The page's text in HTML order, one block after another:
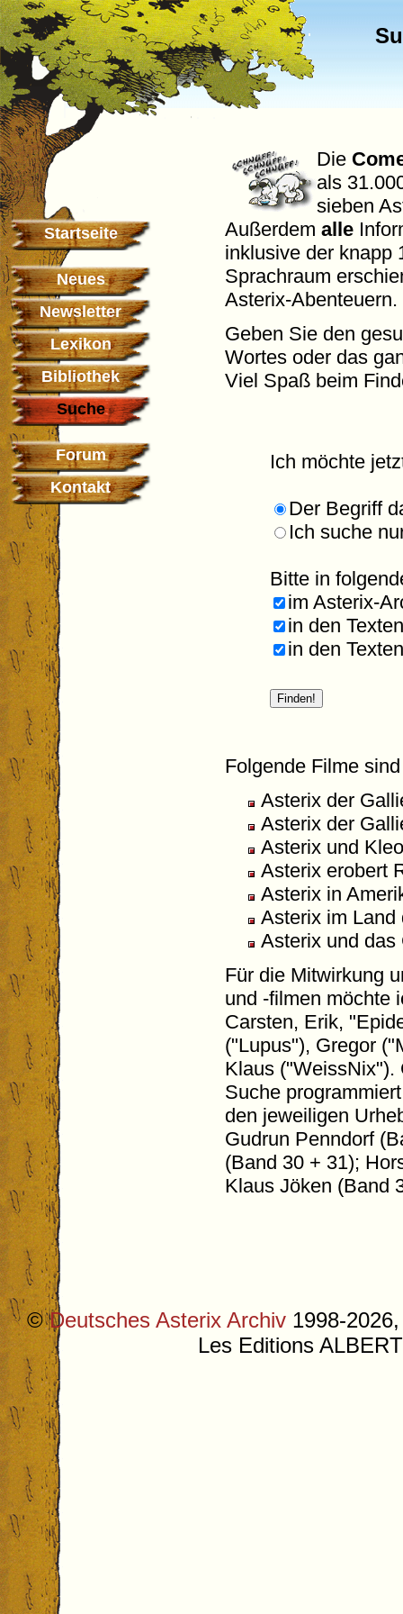
Startseite
Neues
Newsletter
Lexikon
Bibliothek
Suche
Forum
Kontakt
Die
als
sieben
Außerdem alle
inklusive der knapp
Sprachraum
Asterix-Abenteuern.
Geben Sie den
Wortes oder das
Viel Spaß beim
Ich möchte
Der Begriff
Ich suche
Bitte in
im Asterix-
in den
in den
Folgende Filme
Asterix der
Asterix der
Asterix und
Asterix erobert
Asterix in
Asterix im Land
Asterix und das
Für die Mitwirkung
und -filmen möchte
Carsten, Erik,
("Lupus"), Gregor
Klaus ("WeissNix").
Suche
den jeweiligen
Gudrun Penndorf
(Band 30 + 31);
Klaus Jöken (Band
©Deutsches Asterix Archiv 1998-
Les Editions